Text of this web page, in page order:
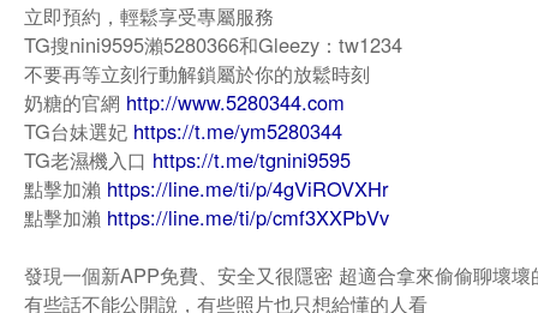
立即預約，輕鬆享受專屬服務
TG搜nini9595瀨5280366和Gleezy：tw1234
不要再等立刻行動解鎖屬於你的放鬆時刻
奶糖的官網 http://www.5280344.com
TG台妹選妃 https://t.me/ym5280344
TG老濕機入口 https://t.me/tgnini9595
點擊加瀨 https://line.me/ti/p/4gViROVXHr
點擊加瀨 https://line.me/ti/p/cmf3XXPbVv
發現一個新APP免費、安全又很隱密 超適合拿來偷偷聊壞壞
有些話不能公開說，有些照片也只想給懂的人看